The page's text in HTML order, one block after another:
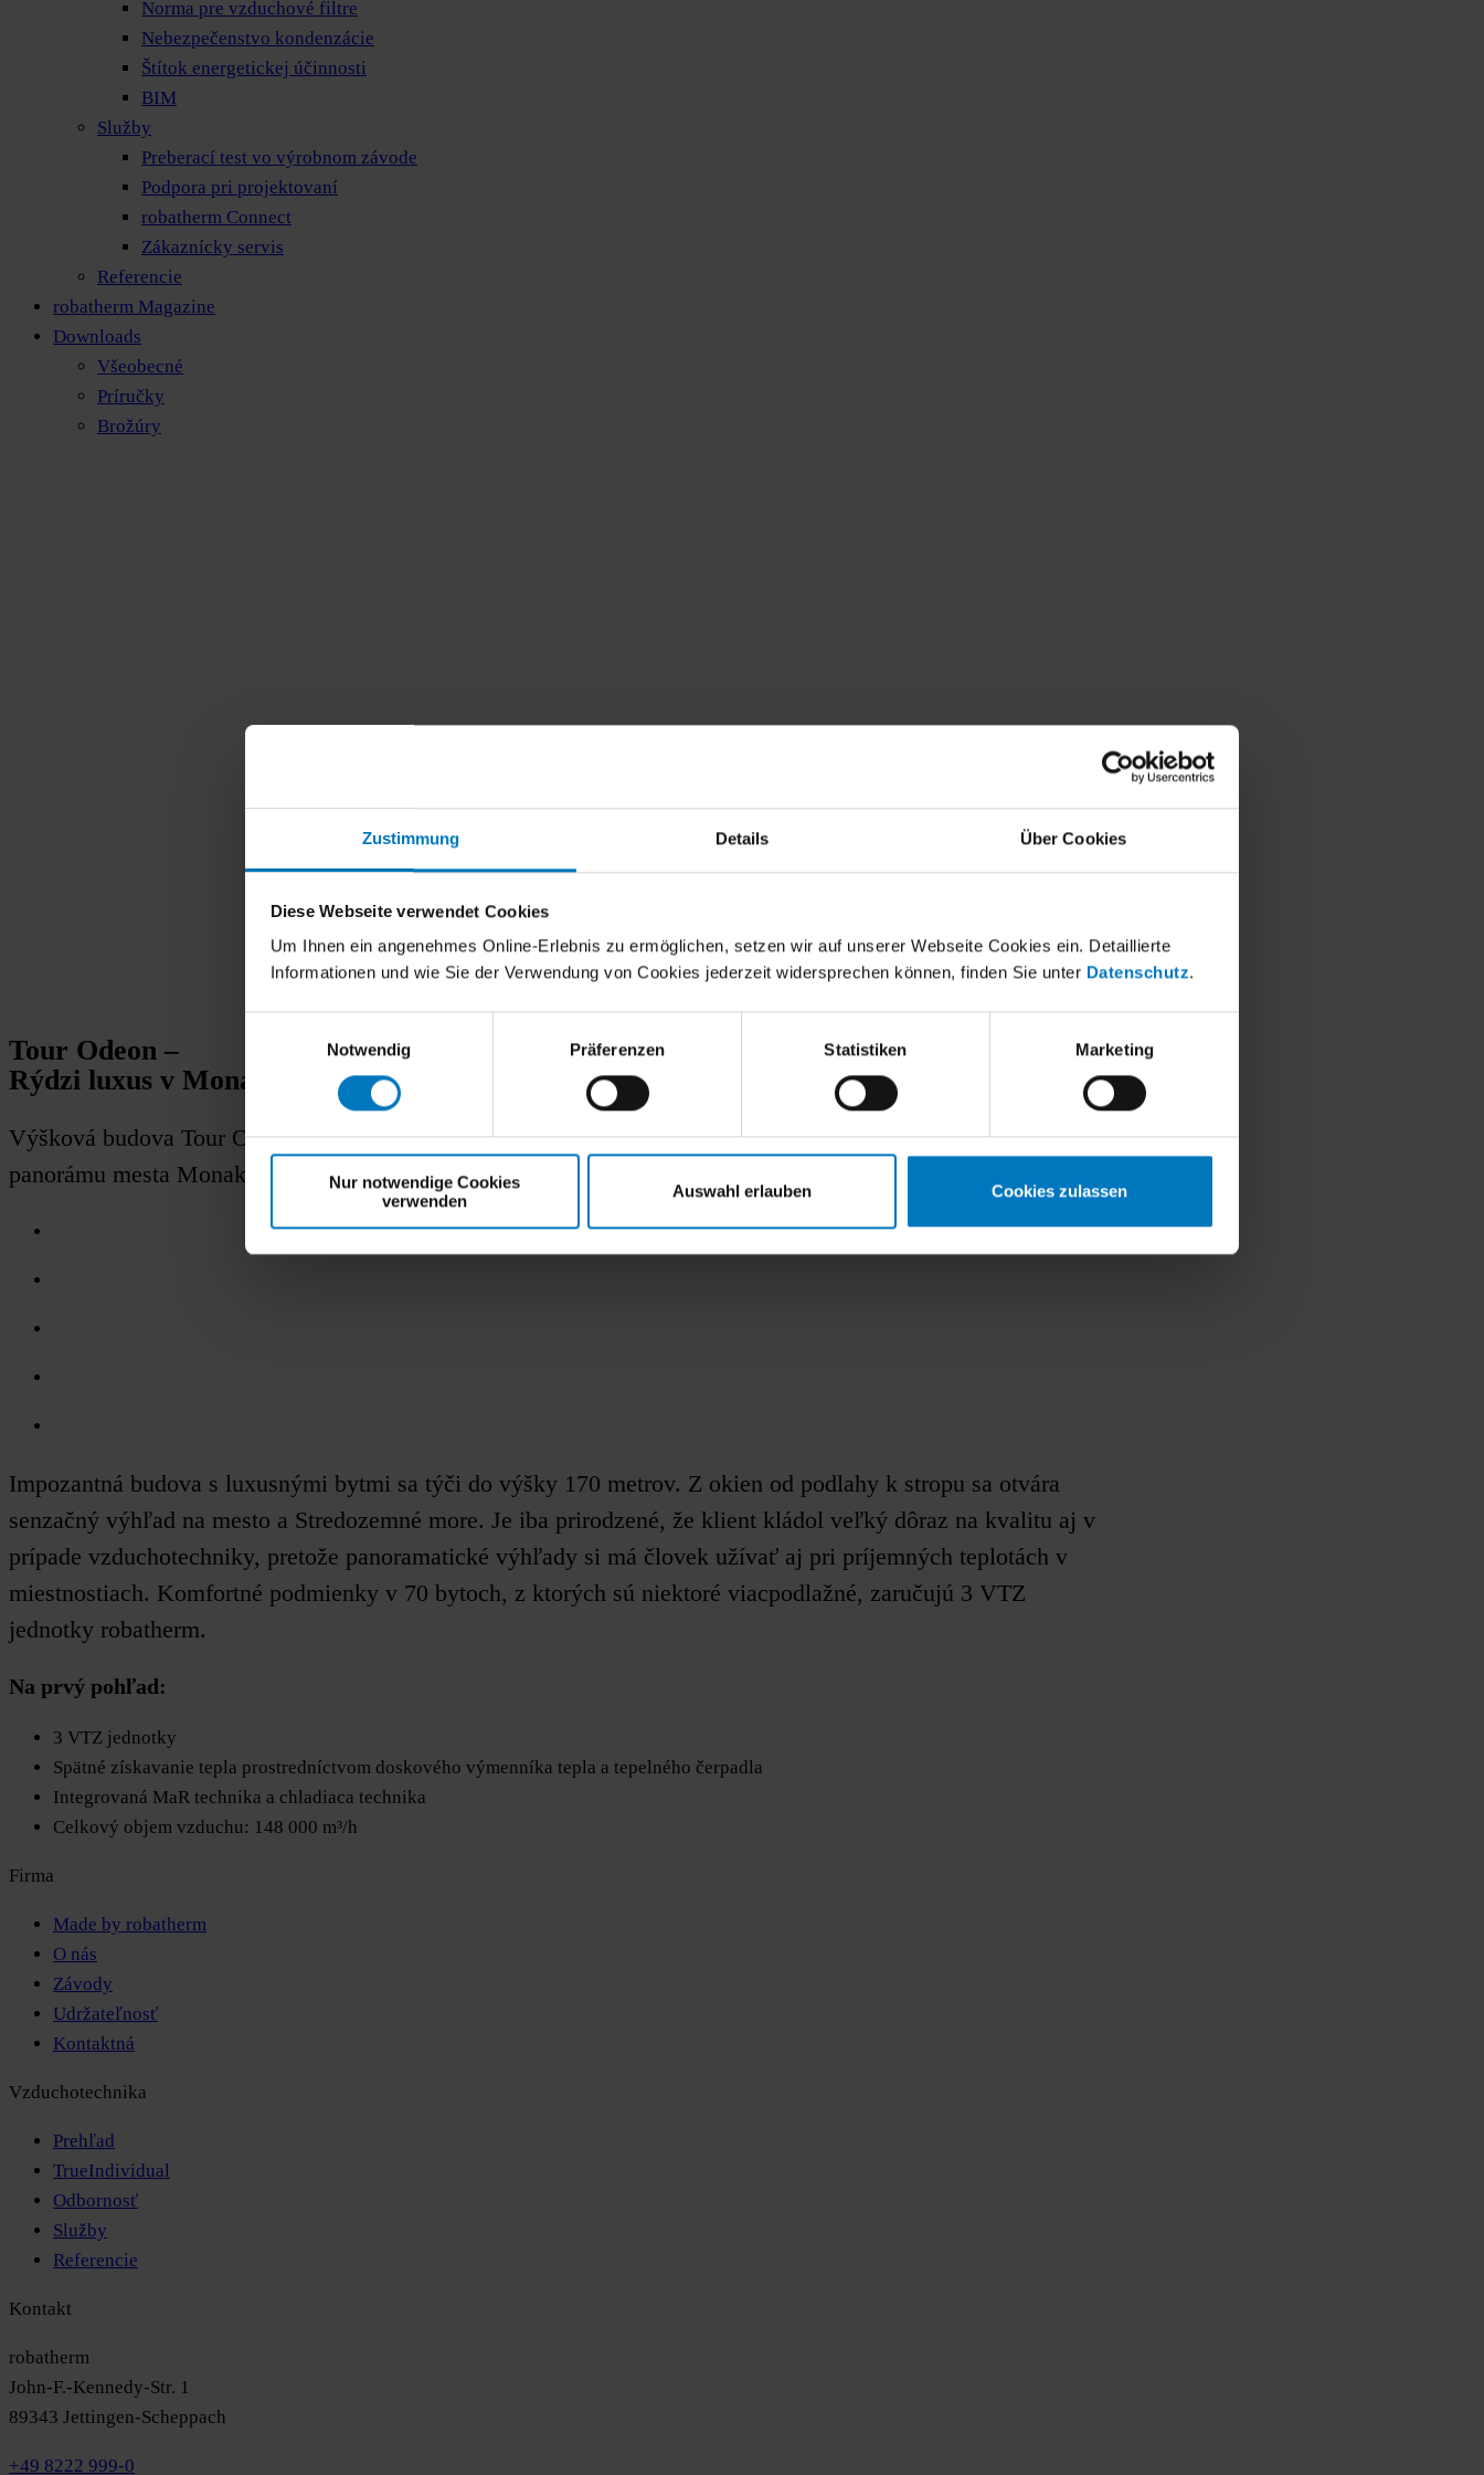
Zustimmung Details Über Cookies
Diese Webseite verwendet Cookies
Um Ihnen ein angenehmes Online-Erlebnis zu ermöglichen, setzen wir auf unserer Webseite Cookies ein. Detaillierte
Informationen und wie Sie der Verwendung von Cookies jederzeit widersprechen können, finden Sie unter Datenschutz.
Notwendig
Präferenzen Statistiken Marketing
Nur notwendige Cookies
verwenden
Auswahl erlauben Cookies zulassen
Norma pre vzduchové filtre
Nebezpečenstvo kondenzácie
Štítok energetickej účinnosti
BIM
Služby
Preberací test vo výrobnom závode
Podpora pri projektovaní
robatherm Connect
Zákaznícky servis
Referencie
robatherm Magazine
Downloads
Všeobecné
Príručky
Brožúry
Tour Odeon –
Rýdzi luxus v Monaku.
Výšková budova Tour Odeon, ktorá predstavuje triedu sama o sebe, začala v nedávnej dobe charakterizovať
panorámu mesta Monako.
Impozantná budova s luxusnými bytmi sa týči do výšky 170 metrov. Z okien od podlahy k stropu sa otvára
senzačný výhľad na mesto a Stredozemné more. Je iba prirodzené, že klient kládol veľký dôraz na kvalitu aj v
prípade vzduchotechniky, pretože panoramatické výhľady si má človek užívať aj pri príjemných teplotách v
miestnostiach. Komfortné podmienky v 70 bytoch, z ktorých sú niektoré viacpodlažné, zaručujú 3 VTZ
jednotky robatherm.
Na prvý pohľad:
3 VTZ jednotky
Spätné získavanie tepla prostredníctvom doskového výmenníka tepla a tepelného čerpadla
Integrovaná MaR technika a chladiaca technika
Celkový objem vzduchu: 148 000 m³/h
Firma
Made by robatherm
O nás
Závody
Udržateľnosť
Kontaktná
Vzduchotechnika
Prehľad
TrueIndividual
Odbornosť
Služby
Referencie
Kontakt
robatherm
John-F.-Kennedy-Str. 1
89343 Jettingen-Scheppach
+49 8222 999-0